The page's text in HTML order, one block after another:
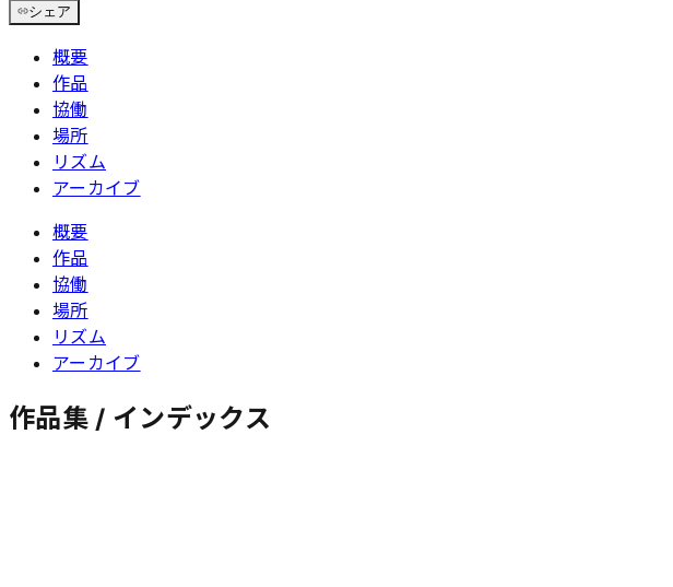
シェア
概要
作品
協働
場所
リズム
アーカイブ
概要
作品
協働
場所
リズム
アーカイブ
作品集 / インデックス